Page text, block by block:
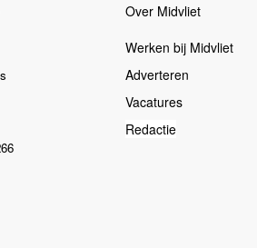
Over Midvliet
Werken bij Midvliet
Adverteren
Vacatures
Redactie